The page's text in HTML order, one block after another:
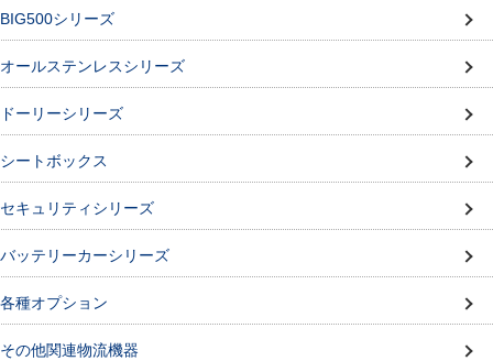
BIG500シリーズ
オールステンレスシリーズ
ドーリーシリーズ
シートボックス
セキュリティシリーズ
バッテリーカーシリーズ
各種オプション
その他関連物流機器